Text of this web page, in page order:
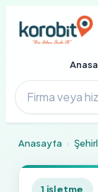
Anasayfa ›
1 işletme